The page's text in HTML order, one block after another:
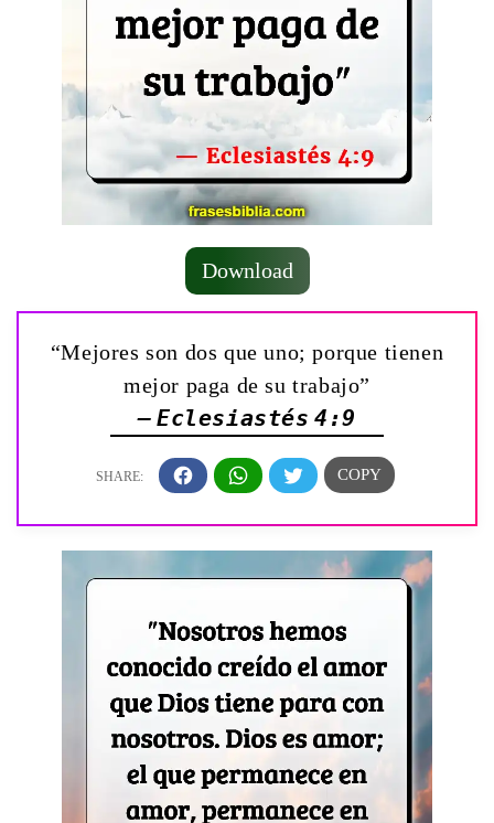
Download
“Mejores son dos que uno; porque tienen
mejor paga de su trabajo”
— Eclesiastés 4:9